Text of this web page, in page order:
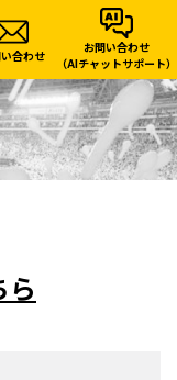
合わせ
お問い合わせ
（AIチャットサポート）